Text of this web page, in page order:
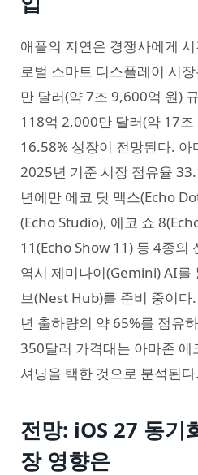
애플의 지연은 경쟁사에게
로벌 스마트 디스플레이 시
만 달러(약 7조 9,600억 원)
118억 2,000만 달러(약 17
16.58% 성장이 전망된다. 아
2025년 기준 시장 점유율
년에만 에코 닷 맥스(Echo
(Echo Studio), 에코 쇼
11(Echo Show 11) 등 4종의
역시 제미나이(Gemini) AI를
브(Nest Hub)를 준비 중이
년 출하량의 약 65%를 점유
350달러 가격대는 아마존 에
셔닝을 택한 것으로 분석된다.
전망: iOS 27 동기
장 영향은